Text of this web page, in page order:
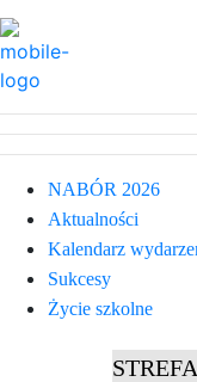
NABÓR 2026
Aktualności
Kalendarz
Sukcesy
Życie szkolne